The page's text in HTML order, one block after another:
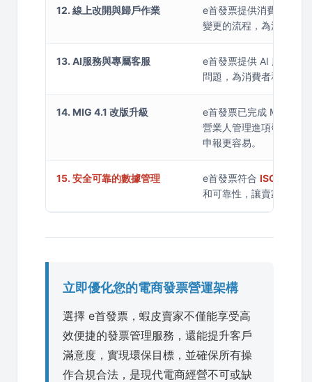
12. 線上改開與歸戶作業
e首發票提供消費者線上
變更的流程，為消費者
13. AI服務與專屬客服
e首發票提供 AI 服務和
問題，為消費者和賣家
14. MIG 4.1 改版升級
e首發票已完成 MIG 4.1
營業人管理進項發票與
申報更容易。
15. 安全可靠的數據管理 e首發票符合 ISO/IEC
和可靠性，讓賣家放心
立即優化您的電商發票營運架構
選擇 e首發票，蝦皮賣家不僅能享受高
效便捷的發票管理服務，還能提升客戶
滿意度，實現環保目標，並確保所有操
作合規合法，是現代電商經營不可或缺